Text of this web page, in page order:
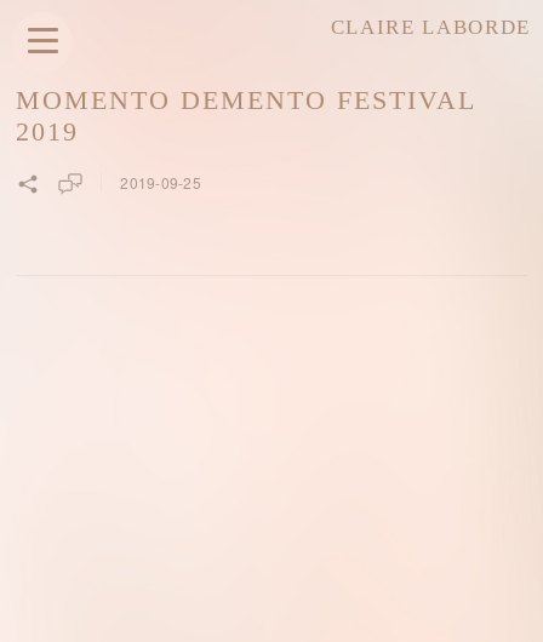
CLAIRE LABORDE
MOMENTO DEMENTO FESTIVAL
2019
2019-09-25